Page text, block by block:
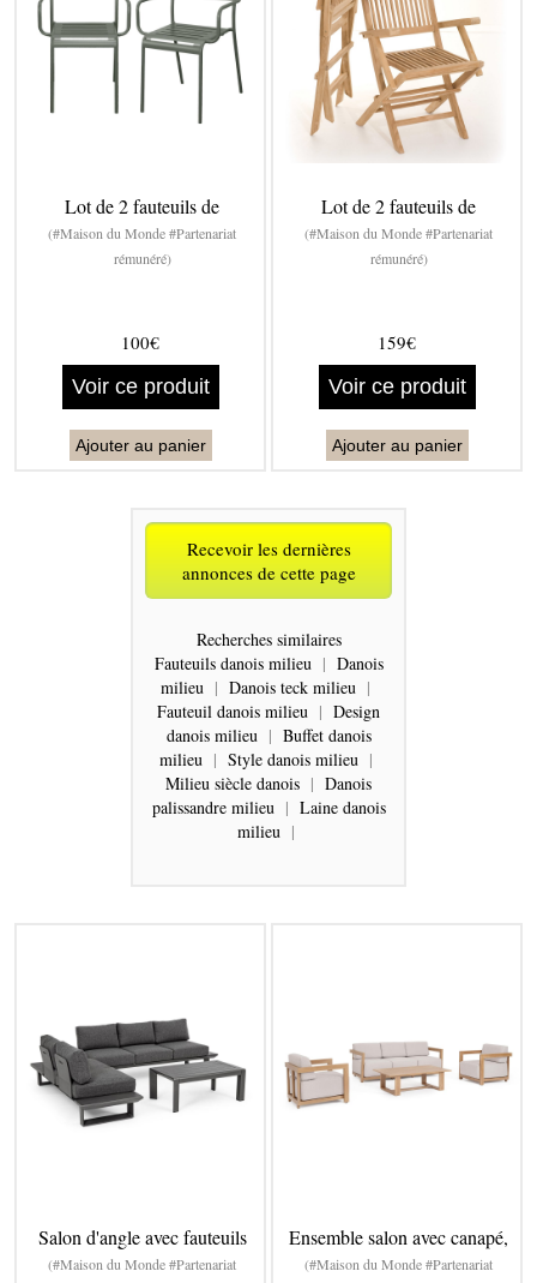
Lot de 2 fauteuils de
(#Maison du Monde #Partenariat
rémunéré)
100€
Voir ce produit
Ajouter au panier
Lot de 2 fauteuils de
(#Maison du Monde #Partenariat
rémunéré)
159€
Voir ce produit
Ajouter au panier
Recevoir les dernières
annonces de cette page
Recherches similaires
Fauteuils danois milieu | Danois
milieu | Danois teck milieu |
Fauteuil danois milieu | Design
danois milieu | Buffet danois
milieu | Style danois milieu |
Milieu siècle danois | Danois
palissandre milieu | Laine danois
milieu |
Salon d'angle avec fauteuils
(#Maison du Monde #Partenariat
Ensemble salon avec canapé,
(#Maison du Monde #Partenariat